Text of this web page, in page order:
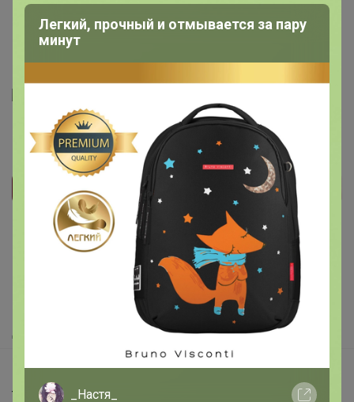
Подпись
Как здесь все устроено?
Шоурумы
Торговые марки
Легкий, прочный и отмывается за пару
минут
_Настя_